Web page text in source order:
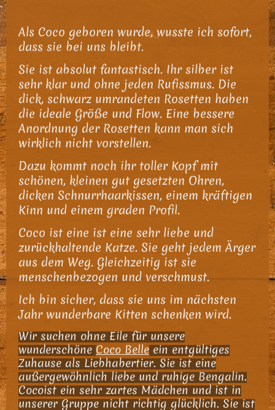
Als Coco geboren wurde, wusste ich sofort,
dass sie bei uns bleibt.
Sie ist absolut fantastisch. Ihr silber ist
sehr klar und ohne jeden Rufissmus. Die
dick, schwarz umrandeten Rosetten haben
die ideale Größe und Flow. Eine bessere
Anordnung der Rosetten kann man sich
wirklich nicht vorstellen.
Dazu kommt noch ihr toller Kopf mit
schönen, kleinen gut gesetzten Ohren,
dicken Schnurrhaarkissen, einem kräftigen
Kinn und einem graden Profil.
Coco ist eine ist eine sehr liebe und
zurückhaltende Katze. Sie geht jedem Ärger
aus dem Weg. Gleichzeitig ist sie
menschenbezogen und verschmust.
Ich bin sicher, dass sie uns im nächsten
Jahr wunderbare Kitten schenken wird.
Wir suchen ohne Eile für unsere
wunderschöneCoco Belleein entgültiges
Zuhause als Liebhabertier. Sie ist eine
außergewöhnlich liebe und ruhige Bengalin.
Cocoist ein sehr zartes Mädchen und ist in
unserer Gruppe nicht richtig glücklich. Sie ist